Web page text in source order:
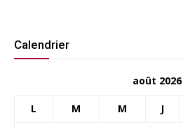
Calendrier
août 2026
L M M J